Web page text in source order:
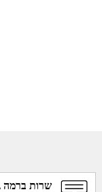
שרות ברמה